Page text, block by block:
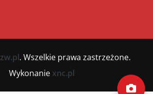
zw.pl. Wszelkie prawa zastrzeżone.
Wykonanie xnc.pl